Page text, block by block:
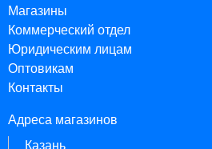
Магазины
Коммерческий отдел
Юридическим лицам
Оптовикам
Контакты
Адреса магазинов
Казань